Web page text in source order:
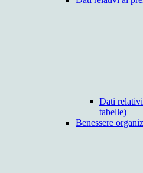
Dati
tabelle)
Benessere